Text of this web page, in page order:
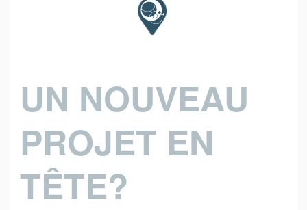
UN NOUVEAU
PROJET EN
TÊTE?